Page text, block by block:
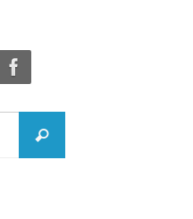
Buscar